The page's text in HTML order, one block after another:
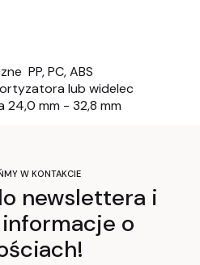
 PP, PC, ABS
lub widelec
24,0 mm - 32,8 mm
W KONTAKCIE
newslettera i
o